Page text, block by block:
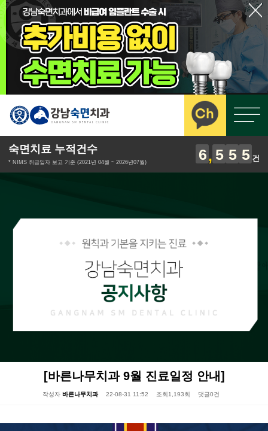
숙면치료 누적건수
* NIMS 취급일자 보고 기준 (2021년 04월 ~ 2026년07월) 6 5 5 5 건
[바른나무치과 9월 진료일정 안내]
작성자 바른나무치과 22-08-31 11:52 조회1,193회 댓글0건